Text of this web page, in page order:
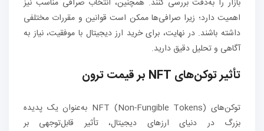
بازار را به‌دقت بررسی کنند. همچنین، انتخاب صرافی مناسب نیز
اهمیت دارد؛ زیرا صرافی‌ها ممکن است قوانین و مقررات مختلفی
داشته باشند. در نهایت، برای خرید ارز دیجیتال با موفقیت، نیاز به
آگاهی و تحلیل دقیق دارید.
تأثیر توکن‌های NFT بر قیمت ترون
توکن‌های NFT (Non-Fungible Tokens) به‌عنوان یک پدیده
بزرگ در دنیای ارزهای دیجیتال، تأثیر قابل‌توجهی بر